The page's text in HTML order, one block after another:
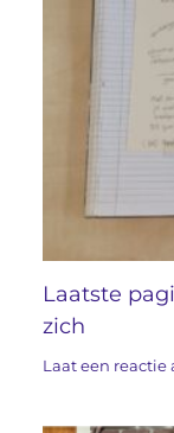
Laatste
zich
Laat een reactie